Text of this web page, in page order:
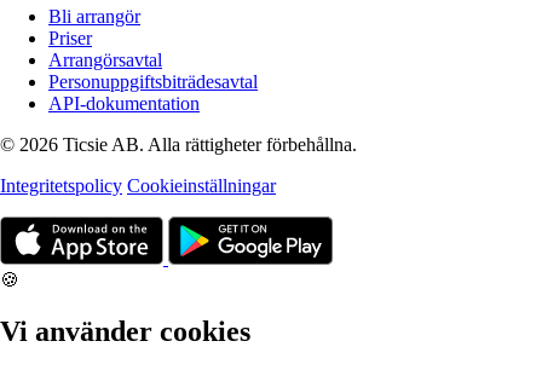
Bli arrangör
Priser
Arrangörsavtal
Personuppgiftsbiträdesavtal
API-dokumentation
© 2026 Ticsie AB. Alla rättigheter förbehållna.
Integritetspolicy Cookieinställningar
🍪
Vi använder cookies